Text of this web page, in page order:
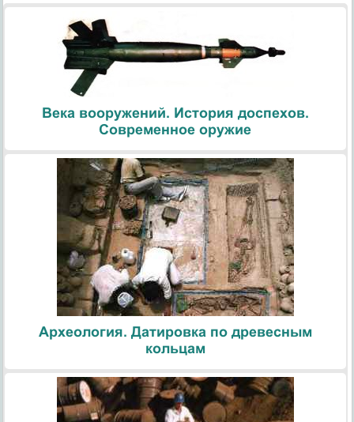
Века вооружений. История доспехов.
Современное оружие
Археология. Датировка по древесным
кольцам